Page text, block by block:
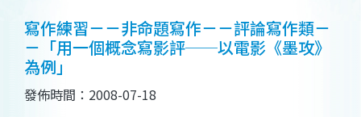
寫作練習－－非命題寫作－－評論寫作類－
－「用一個概念寫影評──以電影《墨攻》
為例」
發佈時間：2008-07-18